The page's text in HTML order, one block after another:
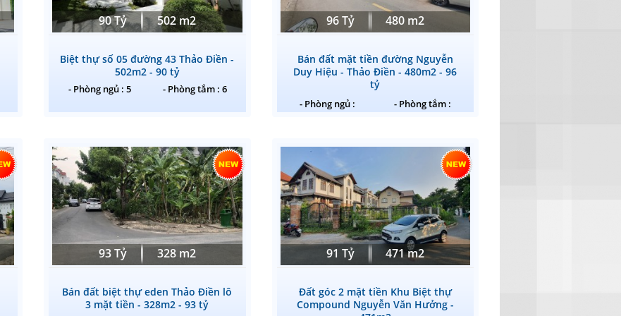
90 Tỷ 502 m2
Biệt thự số 05 đường 43 Thảo Điền -
502m2 - 90 tỷ
- Phòng ngủ : 5 - Phòng tắm : 6
96 Tỷ 480 m2
Bán đất mặt tiền đường Nguyễn
Duy Hiệu - Thảo Điền - 480m2 - 96
tỷ
- Phòng ngủ : - Phòng tắm :
93 Tỷ 328 m2
Bán đất biệt thự eden Thảo Điền lô
3 mặt tiền - 328m2 - 93 tỷ
91 Tỷ 471 m2
Đất góc 2 mặt tiền Khu Biệt thự
Compound Nguyễn Văn Hưởng -